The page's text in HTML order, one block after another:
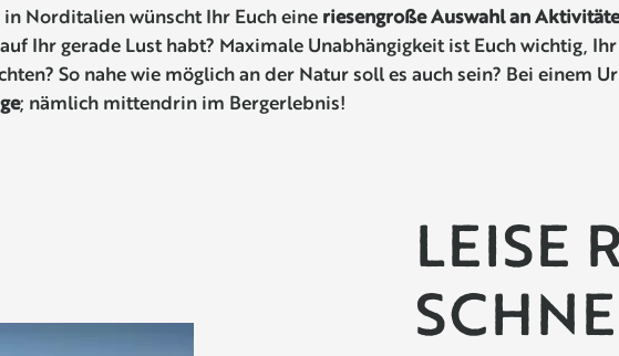
Norditalien wünscht Ihr Euch eine riesengroße Auswahl an
Ihr gerade Lust habt? Maximale Unabhängigkeit ist Euch wichtig,
So nahe wie möglich an der Natur soll es auch sein? Bei einem
; nämlich mittendrin im Bergerlebnis!
LEISE